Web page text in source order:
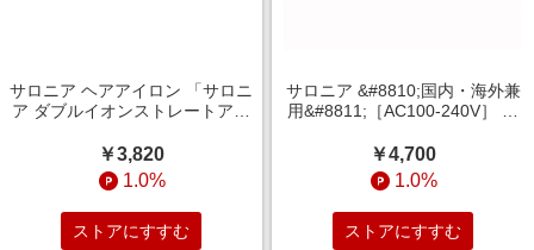
サロニア ヘアアイロン 「サロニ
ア ダブルイオンストレートアイ
￥3,820
1.0%
ストアにすすむ
サロニア &#8810;国内・海外兼
用&#8811;［AC100-240V］ ヘ
ストレート＆カールアイロン」
（32mm） SL-002A
￥4,700
1.0%
ストアにすすむ